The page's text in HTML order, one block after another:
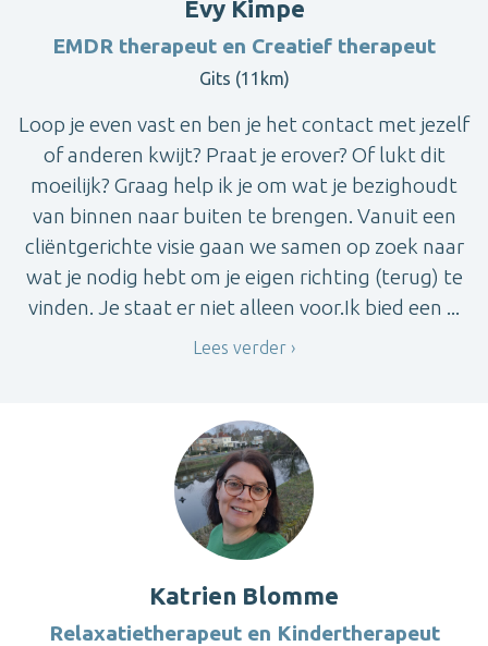
Evy Kimpe
EMDR therapeut en Creatief therapeut
Gits (11km)
Loop je even vast en ben je het contact met jezelf
of anderen kwijt? Praat je erover? Of lukt dit
moeilijk? Graag help ik je om wat je bezighoudt
van binnen naar buiten te brengen. Vanuit een
cliëntgerichte visie gaan we samen op zoek naar
wat je nodig hebt om je eigen richting (terug) te
vinden. Je staat er niet alleen voor.Ik bied een ...
Lees verder
Katrien Blomme
Relaxatietherapeut en Kindertherapeut